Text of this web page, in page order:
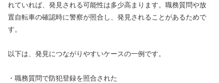
れていれば、発見される可能性は多少高まります。職務質問や放
置自転車の確認時に警察が照合し、発見されることがあるためで
す。
以下は、発見につながりやすいケースの一例です。
・職務質問で防犯登録を照合された